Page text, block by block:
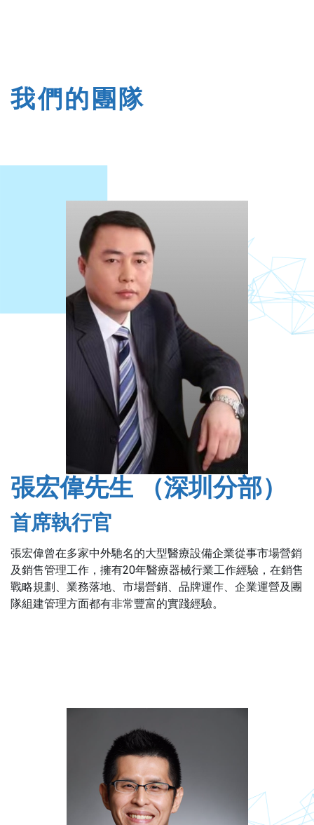
我們的團隊
張宏偉先生 （深圳分部）
首席執行官
張宏偉曾在多家中外馳名的大型醫療設備企業從事市場營銷
及銷售管理工作，擁有20年醫療器械行業工作經驗，在銷售
戰略規劃、業務落地、市場營銷、品牌運作、企業運營及團
隊組建管理方面都有非常豐富的實踐經驗。